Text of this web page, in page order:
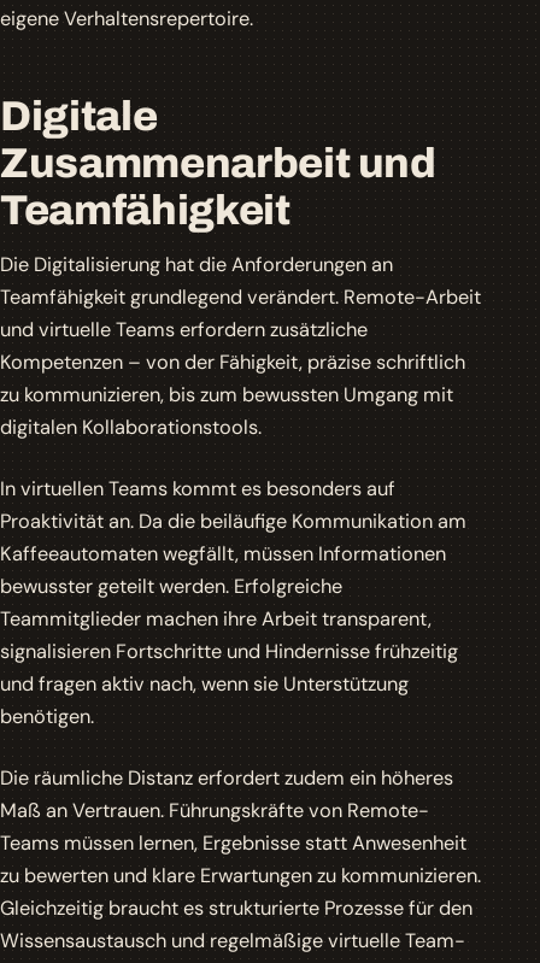
eigene Verhaltensrepertoire.
Digitale
Zusammenarbeit und
Teamfähigkeit
Die Digitalisierung hat die Anforderungen an
Teamfähigkeit grundlegend verändert. Remote-Arbeit
und virtuelle Teams erfordern zusätzliche
Kompetenzen – von der Fähigkeit, präzise schriftlich
zu kommunizieren, bis zum bewussten Umgang mit
digitalen Kollaborationstools.
In virtuellen Teams kommt es besonders auf
Proaktivität an. Da die beiläufige Kommunikation am
Kaffeeautomaten wegfällt, müssen Informationen
bewusster geteilt werden. Erfolgreiche
Teammitglieder machen ihre Arbeit transparent,
signalisieren Fortschritte und Hindernisse frühzeitig
und fragen aktiv nach, wenn sie Unterstützung
benötigen.
Die räumliche Distanz erfordert zudem ein höheres
Maß an Vertrauen. Führungskräfte von Remote-
Teams müssen lernen, Ergebnisse statt Anwesenheit
zu bewerten und klare Erwartungen zu kommunizieren.
Gleichzeitig braucht es strukturierte Prozesse für den
Wissensaustausch und regelmäßige virtuelle Team-